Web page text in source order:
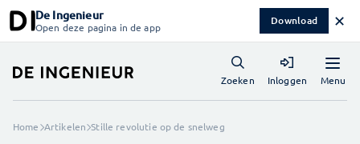
De Ingenieur
Open deze pagina in de app Download ✕
Menu
Zoeken Inloggen
Home Artikelen Stille revolutie op de snelweg